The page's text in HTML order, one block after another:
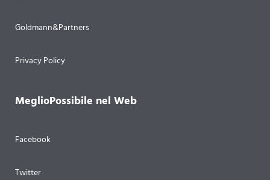
Goldmann&Partners
Privacy Policy
MeglioPossibile nel Web
Facebook
Twitter